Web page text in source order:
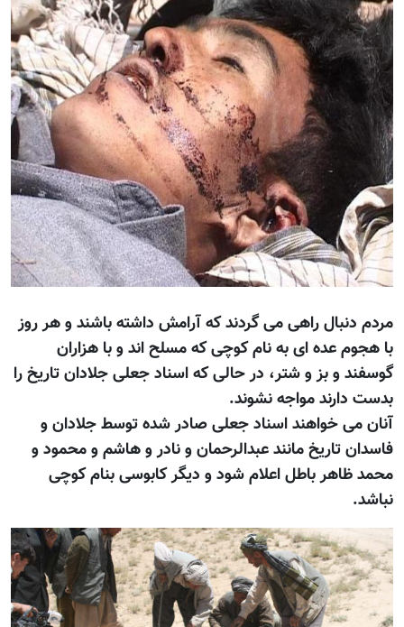
مردم دنبال راهی می گردند که آرامش داشته باشند و هر روز
با هجوم عده ای به نام کوچی که مسلح اند و با هزاران
گوسفند و بز و شتر، در حالی که اسناد جعلی جلادان تاريخ را
بدست دارند مواجه نشوند.
آنان می خواهند اسناد جعلی صادر شده توسط جلادان و
فاسدان تاريخ مانند عبدالرحمان و نادر و هاشم و محمود و
محمد ظاهر باطل اعلام شود و ديگر کابوسی بنام کوچی
نباشد.